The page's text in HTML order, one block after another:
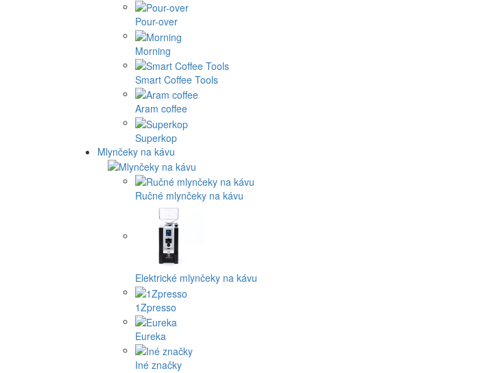
Pour-over
Morning
Smart Coffee Tools
Aram coffee
Superkop
Mlynčeky na kávu
Ručné mlynčeky na kávu
Elektrické mlynčeky na kávu
1Zpresso
Eureka
Iné značky